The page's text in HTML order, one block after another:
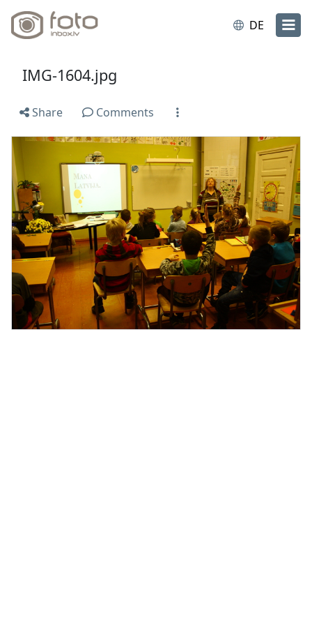
DE
IMG-1604.jpg
Share Comments